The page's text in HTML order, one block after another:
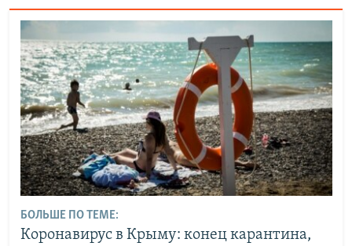
БОЛЬШЕ ПО ТЕМЕ:
Коронавирус в Крыму: конец карантина,